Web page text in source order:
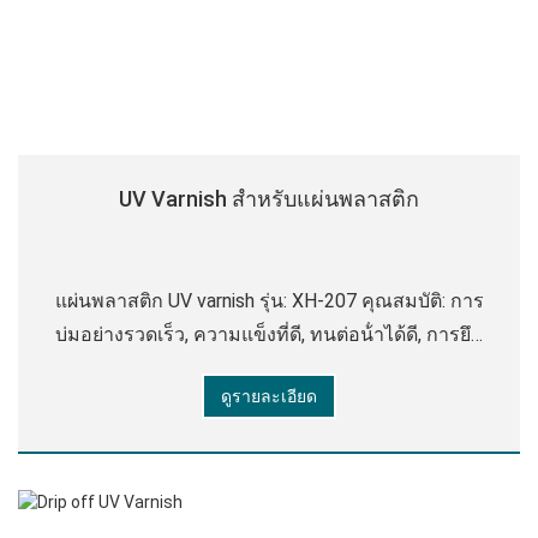
UV Varnish สําหรับแผ่นพลาสติก
แผ่นพลาสติก UV varnish รุ่น: XH-207 คุณสมบัติ: การ
บ่มอย่างรวดเร็ว, ความแข็งที่ดี, ทนต่อน้ําได้ดี, การยึด
ความต้านทานรอยขีดข่วน พารามิเตอร์ทางเทคนิค:
ดูรายละเอียด